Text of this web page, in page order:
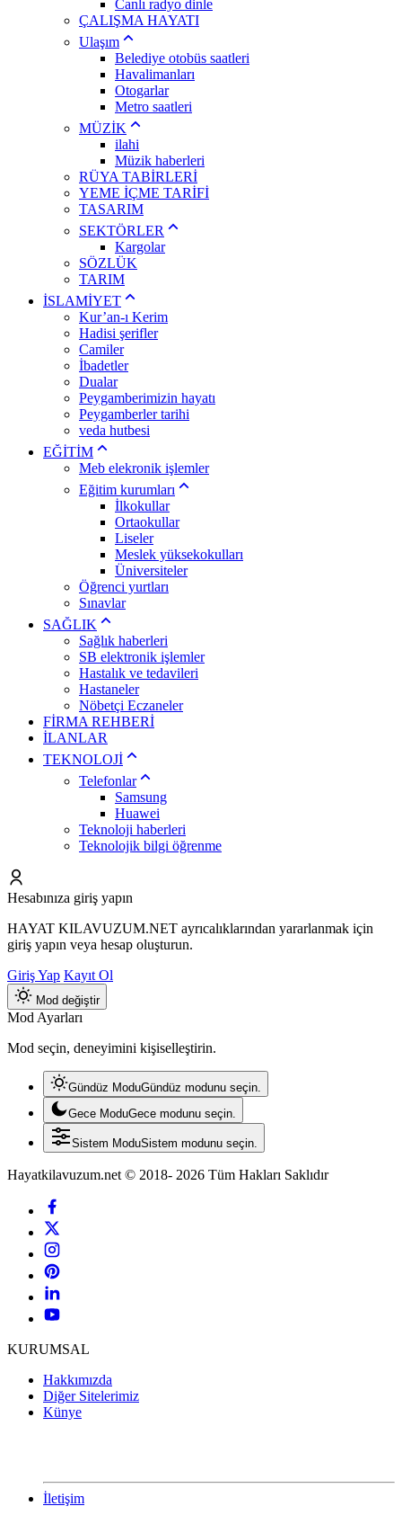
Canlı radyo dinle
ÇALIŞMA HAYATI
Ulaşım
Belediye otobüs saatleri
Havalimanları
Otogarlar
Metro saatleri
MÜZİK
ilahi
Müzik haberleri
RÜYA TABİRLERİ
YEME İÇME TARİFİ
TASARIM
SEKTÖRLER
Kargolar
SÖZLÜK
TARIM
İSLAMİYET
Kur’an-ı Kerim
Hadisi şerifler
Camiler
İbadetler
Dualar
Peygamberimizin hayatı
Peygamberler tarihi
veda hutbesi
EĞİTİM
Meb elekronik işlemler
Eğitim kurumları
İlkokullar
Ortaokullar
Liseler
Meslek yüksekokulları
Üniversiteler
Öğrenci yurtları
Sınavlar
SAĞLIK
Sağlık haberleri
SB elektronik işlemler
Hastalık ve tedavileri
Hastaneler
Nöbetçi Eczaneler
FİRMA REHBERİ
İLANLAR
TEKNOLOJİ
Telefonlar
Samsung
Huawei
Teknoloji haberleri
Teknolojik bilgi öğrenme
Hesabınıza giriş yapın
HAYAT KILAVUZUM.NET ayrıcalıklarından yararlanmak için
giriş yapın veya hesap oluşturun.
Giriş Yap Kayıt Ol
Mod değiştir
Mod Ayarları
Mod seçin, deneyimini kişiselleştirin.
Gündüz ModuGündüz modunu seçin.
Gece ModuGece modunu seçin.
Sistem ModuSistem modunu seçin.
Hayatkilavuzum.net © 2018- 2026 Tüm Hakları Saklıdır
KURUMSAL
Hakkımızda
Diğer Sitelerimiz
Künye
İletişim